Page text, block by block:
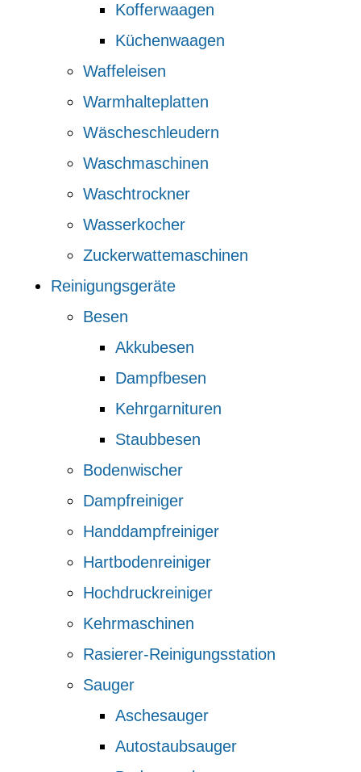
Kofferwaagen
Küchenwaagen
Waffeleisen
Warmhalteplatten
Wäscheschleudern
Waschmaschinen
Waschtrockner
Wasserkocher
Zuckerwattemaschinen
Reinigungsgeräte
Besen
Akkubesen
Dampfbesen
Kehrgarnituren
Staubbesen
Bodenwischer
Dampfreiniger
Handdampfreiniger
Hartbodenreiniger
Hochdruckreiniger
Kehrmaschinen
Rasierer-Reinigungsstation
Sauger
Aschesauger
Autostaubsauger